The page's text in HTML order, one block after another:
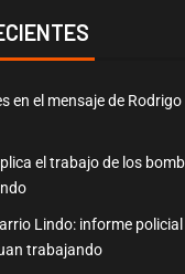
en el mensaje de Rodrigo
el trabajo de los
Lindo: informe
trabajando